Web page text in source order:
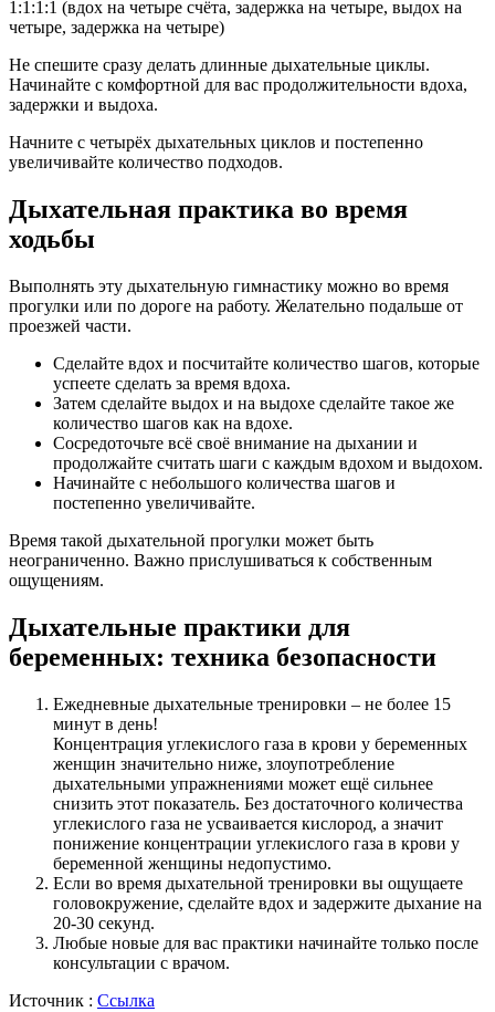
1:1:1:1 (вдох на четыре счёта, задержка на четыре, выдох на
четыре, задержка на четыре)
Не спешите сразу делать длинные дыхательные циклы.
Начинайте с комфортной для вас продолжительности вдоха,
задержки и выдоха.
Начните с четырёх дыхательных циклов и постепенно
увеличивайте количество подходов.
Дыхательная практика во время
ходьбы
Выполнять эту дыхательную гимнастику можно во время
прогулки или по дороге на работу. Желательно подальше от
проезжей части.
Сделайте вдох и посчитайте количество шагов, которые
успеете сделать за время вдоха.
Затем сделайте выдох и на выдохе сделайте такое же
количество шагов как на вдохе.
Сосредоточьте всё своё внимание на дыхании и
продолжайте считать шаги с каждым вдохом и выдохом.
Начинайте с небольшого количества шагов и
постепенно увеличивайте.
Время такой дыхательной прогулки может быть
неограниченно. Важно прислушиваться к собственным
ощущениям.
Дыхательные практики для
беременных: техника безопасности
Ежедневные дыхательные тренировки – не более 15
минут в день!
Концентрация углекислого газа в крови у беременных
женщин значительно ниже, злоупотребление
дыхательными упражнениями может ещё сильнее
снизить этот показатель. Без достаточного количества
углекислого газа не усваивается кислород, а значит
понижение концентрации углекислого газа в крови у
беременной женщины недопустимо.
Если во время дыхательной тренировки вы ощущаете
головокружение, сделайте вдох и задержите дыхание на
20-30 секунд.
Любые новые для вас практики начинайте только после
консультации с врачом.
Источник : Ссылка